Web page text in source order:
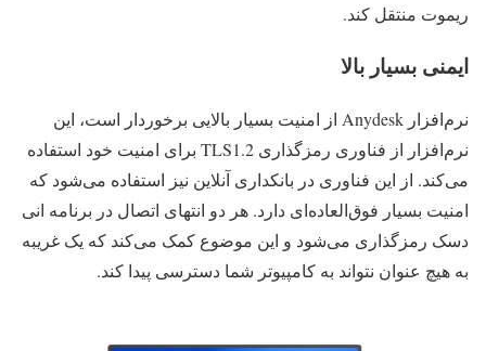
ریموت منتقل کند.
ایمنی بسیار بالا
نرم‌افزار Anydesk از امنیت بسیار بالایی برخوردار است، این
نرم‌افزار از فناوری رمزگذاری TLS1.2 برای امنیت خود استفاده
می‌کند. از این فناوری در بانکداری آنلاین نیز استفاده می‌شود که
امنیت بسیار فوق‌العاده‌ای دارد. هر دو انتهای اتصال در برنامه انی
دسک رمزگذاری می‌شود و این موضوع کمک می‌کند که یک غریبه
به هیچ عنوان نتواند به کامپیوتر شما دسترسی پیدا کند.